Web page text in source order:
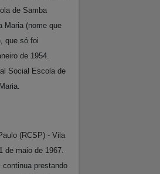
de Samba
Maria (nome que
que só foi
de 1954.
Social Escola de
(RCSP) - Vila
de maio de 1967.
prestando